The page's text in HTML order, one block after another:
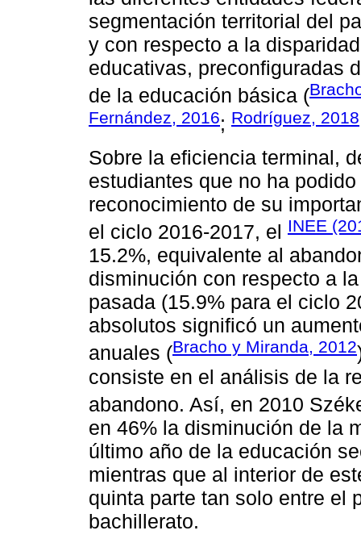
segmentación territorial del
y con respecto a la
educativas, preconfiguradas
de la educación básica (
Fernández, 2016; Rodríguez, 2018
Sobre la eficiencia terminal,
estudiantes que no ha
reconocimiento de su
el ciclo 2016-2017, el INEE
15.2%, equivalente al
disminución con respecto a
pasada (15.9% para el ciclo
absolutos significó un
anuales (Bracho y Miranda, 2012
consiste en el análisis de la
abandono. Así, en 2010
en 46% la disminución de la
último año de la educación
mientras que al interior de
quinta parte tan solo entre el
bachillerato.